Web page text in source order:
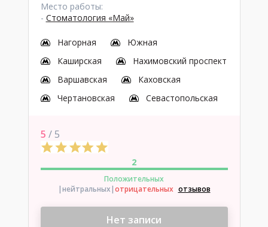
Место работы:
- Стоматология «Май»
Нагорная
Южная
Каширская
Нахимовский проспект
Варшавская
Каховская
Чертановская
Севастопольская
5 / 5
2
Положительных
|нейтральных|отрицательных отзывов
Нет записи